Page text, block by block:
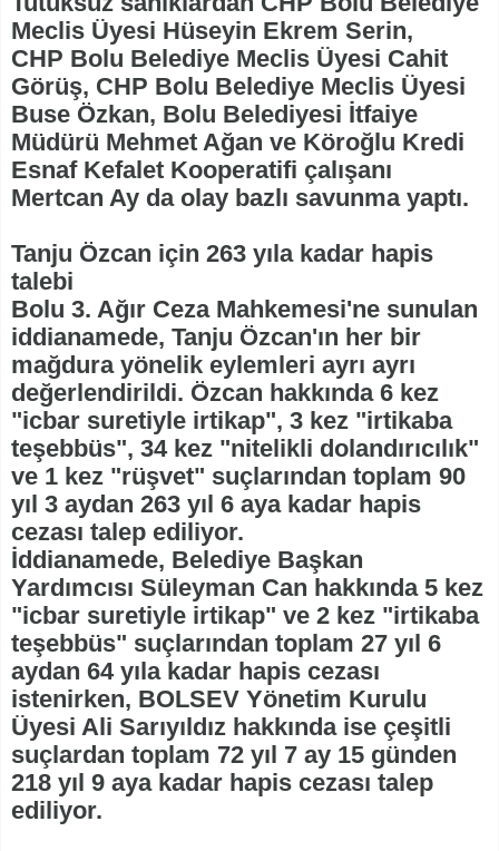
Meclis Üyesi Hüseyin Ekrem Serin,
CHP Bolu Belediye Meclis Üyesi Cahit
Görüş, CHP Bolu Belediye Meclis Üyesi
Buse Özkan, Bolu Belediyesi İtfaiye
Müdürü Mehmet Ağan ve Köroğlu Kredi
Esnaf Kefalet Kooperatifi çalışanı
Mertcan Ay da olay bazlı savunma yaptı.
Tanju Özcan için 263 yıla kadar hapis
talebi
Bolu 3. Ağır Ceza Mahkemesi'ne sunulan
iddianamede, Tanju Özcan'ın her bir
mağdura yönelik eylemleri ayrı ayrı
değerlendirildi. Özcan hakkında 6 kez
"icbar suretiyle irtikap", 3 kez "irtikaba
teşebbüs", 34 kez "nitelikli dolandırıcılık"
ve 1 kez "rüşvet" suçlarından toplam 90
yıl 3 aydan 263 yıl 6 aya kadar hapis
cezası talep ediliyor.
İddianamede, Belediye Başkan
Yardımcısı Süleyman Can hakkında 5 kez
"icbar suretiyle irtikap" ve 2 kez "irtikaba
teşebbüs" suçlarından toplam 27 yıl 6
aydan 64 yıla kadar hapis cezası
istenirken, BOLSEV Yönetim Kurulu
Üyesi Ali Sarıyıldız hakkında ise çeşitli
suçlardan toplam 72 yıl 7 ay 15 günden
218 yıl 9 aya kadar hapis cezası talep
ediliyor.